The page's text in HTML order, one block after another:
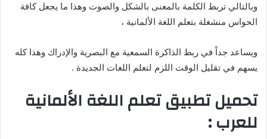
وبالتالي تربط الكلمة بالمعنى بالشكل والصوت وهذا ما يجعل كافة
الحواس منشغلة بتعلم اللغة الألمانية ،
ويساعد جداً في ربط الذاكرة السمعية مع البصرية والإدراك وهذا كله
يسهم في تقليل الوقت اللزم لتعلم اللغات الجديدة .
تحميل تطبيق تعلم اللغة الألمانية
للعرب :